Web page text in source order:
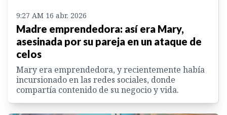
9:27 AM 16 abr. 2026
Madre emprendedora: así era Mary,
asesinada por su pareja en un ataque de
celos
Mary era emprendedora, y recientemente había
incursionado en las redes sociales, donde
compartía contenido de su negocio y vida.